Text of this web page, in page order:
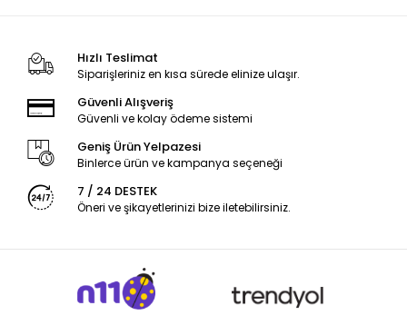
Hızlı Teslimat
Siparişleriniz en kısa sürede elinize ulaşır.
Güvenli Alışveriş
Güvenli ve kolay ödeme sistemi
Geniş Ürün Yelpazesi
Binlerce ürün ve kampanya seçeneği
7 / 24 DESTEK
Öneri ve şikayetlerinizi bize iletebilirsiniz.